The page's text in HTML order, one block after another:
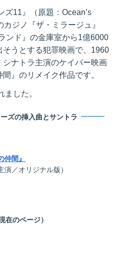
ズ11』（原題：Ocean’s
ジノ『ザ・ミラージュ』
ンド』の金庫室から1億6000
うとする犯罪映画で、1960
ナトラ主演のケイパー映画
』のリメイク作品です。
ました。
ズの挿入曲とサントラ
仲間』
演／オリジナル版）
在のページ）